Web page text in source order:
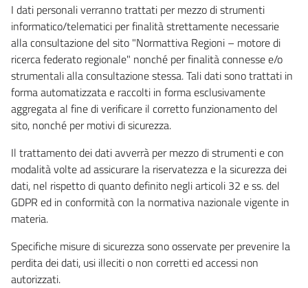
I dati personali verranno trattati per mezzo di strumenti
informatico/telematici per finalità strettamente necessarie
alla consultazione del sito "Normattiva Regioni – motore di
ricerca federato regionale" nonché per finalità connesse e/o
strumentali alla consultazione stessa. Tali dati sono trattati in
forma automatizzata e raccolti in forma esclusivamente
aggregata al fine di verificare il corretto funzionamento del
sito, nonché per motivi di sicurezza.
Il trattamento dei dati avverrà per mezzo di strumenti e con
modalità volte ad assicurare la riservatezza e la sicurezza dei
dati, nel rispetto di quanto definito negli articoli 32 e ss. del
GDPR ed in conformità con la normativa nazionale vigente in
materia.
Specifiche misure di sicurezza sono osservate per prevenire la
perdita dei dati, usi illeciti o non corretti ed accessi non
autorizzati.